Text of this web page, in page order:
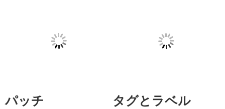
パッチ タグとラベル